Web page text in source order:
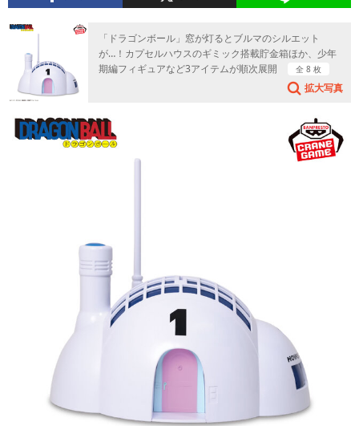
「ドラゴンボール」窓が灯るとブルマのシルエット
が…！カプセルハウスのギミック搭載貯金箱ほか、少年
期編フィギュアなど3アイテムが順次展開
全 8 枚
拡大写真